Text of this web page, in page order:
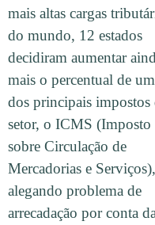
mais altas cargas
do mundo, 12 estados
decidiram aumentar
mais o percentual de um
dos principais impostos
setor, o ICMS (Imposto
sobre Circulação de
Mercadorias e Serviços),
alegando problema de
arrecadação por conta da